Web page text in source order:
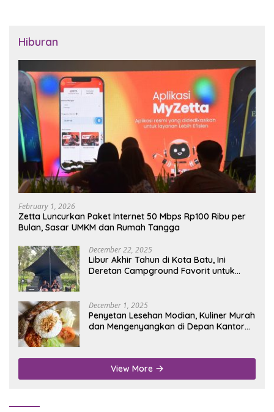
Hiburan
February 1, 2026
Zetta Luncurkan Paket Internet 50 Mbps Rp100 Ribu per
Bulan, Sasar UMKM dan Rumah Tangga
December 22, 2025
Libur Akhir Tahun di Kota Batu, Ini
Deretan Campground Favorit untuk
December 1, 2025
Penyetan Lesehan Modian, Kuliner Murah
dan Mengenyangkan di Depan Kantor
View More